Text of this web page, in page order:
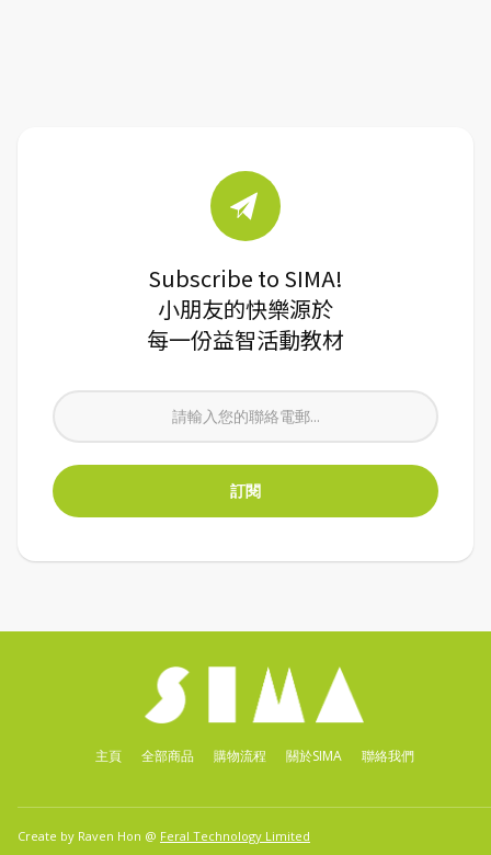
Subscribe to SIMA!
小朋友的快樂源於
每一份益智活動教材
主頁 全部商品 購物流程 關於SIMA 聯絡我們
Create by Raven Hon @ Feral Technology Limited